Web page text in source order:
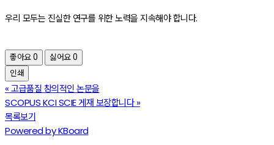
우리 모두는 진실한 연구를 위한 노력을 지속해야 합니다.
좋아요0 싫어요0
인쇄
«고급품질 창의적인 논문을
SCOPUS KCI SCIE 게재 보장합니다 »
목록보기
Powered by KBoard